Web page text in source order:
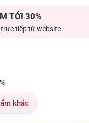
TỚI 30%
tiếp từ website
khác